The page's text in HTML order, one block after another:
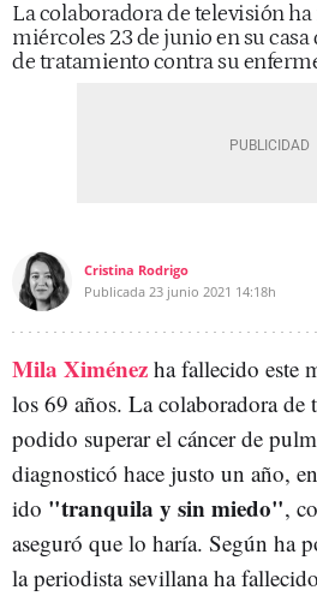
La colaboradora de televisión
miércoles 23 de junio en su
de tratamiento contra su
Cristina Rodrigo
Publicada 23 junio 2021 14:18h
Mila Ximénez ha fallecido este
los 69 años. La colaboradora de
podido superar el cáncer de
diagnosticó hace justo un año,
ido "tranquila y sin miedo",
aseguró que lo haría. Según ha
la periodista sevillana ha